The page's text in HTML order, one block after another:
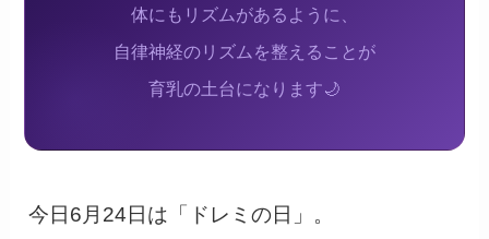
体にもリズムがあるように、
自律神経のリズムを整えることが
育乳の土台になります🌙
今日6月24日は「ドレミの日」。